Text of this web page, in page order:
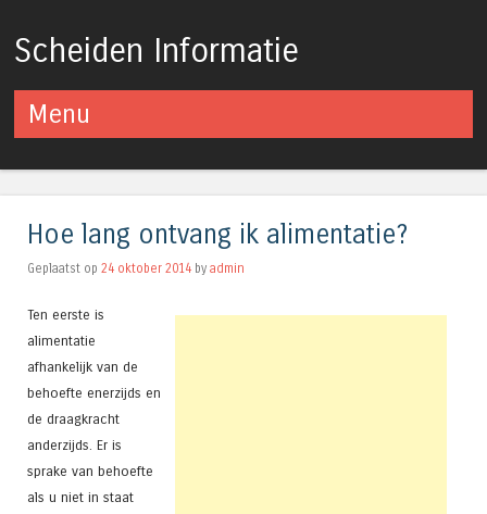
Scheiden Informatie
Menu
Hoe lang ontvang ik alimentatie?
Geplaatst op 24 oktober 2014 by admin
Ten eerste is
alimentatie
afhankelijk van de
behoefte enerzijds en
de draagkracht
anderzijds. Er is
sprake van behoefte
als u niet in staat